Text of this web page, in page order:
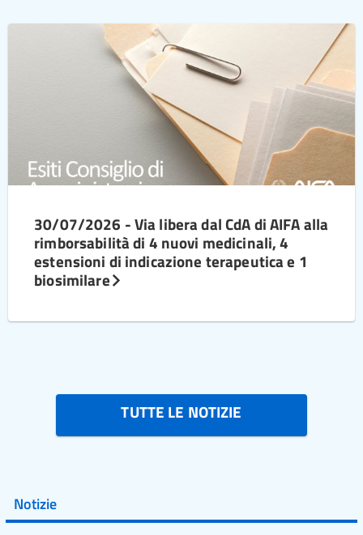
30/07/2026 - Via libera dal CdA di AIFA alla
rimborsabilità di 4 nuovi medicinali, 4
estensioni di indicazione terapeutica e 1
biosimilare
TUTTE LE NOTIZIE
Notizie